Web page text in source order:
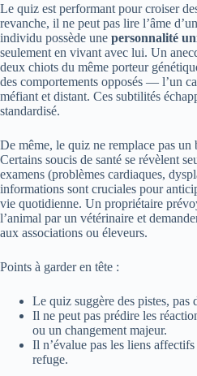
Le quiz est performant pour croiser
revanche, il ne peut pas lire l’âme
individu possède une personnalité
seulement en vivant avec lui. Un
deux chiots du même porteur
des comportements opposés — l’un
méfiant et distant. Ces subtilités
standardisé.
De même, le quiz ne remplace pas
Certains soucis de santé se révèlent
examens (problèmes cardiaques,
informations sont cruciales pour
vie quotidienne. Un propriétaire
l’animal par un vétérinaire et
aux associations ou éleveurs.
Points à garder en tête :
Le quiz suggère des pistes, pas
Il ne peut pas prédire les
ou un changement majeur.
Il n’évalue pas les liens
refuge.